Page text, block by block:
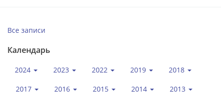
Все записи
Календарь
2024 2023 2022 2019 2018
2017 2016 2015 2014 2013